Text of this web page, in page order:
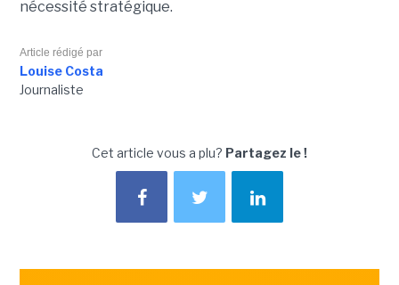
nécessité stratégique.
Article rédigé par
Louise Costa
Journaliste
Cet article vous a plu? Partagez le !